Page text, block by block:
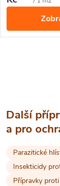
k
t
k
jednoduchá a
Balení
hlístic na
l
á
d
a
Další
a pro
Parazitické
Insekticidy
Přípravky